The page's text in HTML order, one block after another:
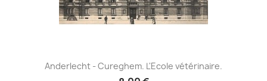
Anderlecht - Cureghem. L'Ecole vétérinaire.